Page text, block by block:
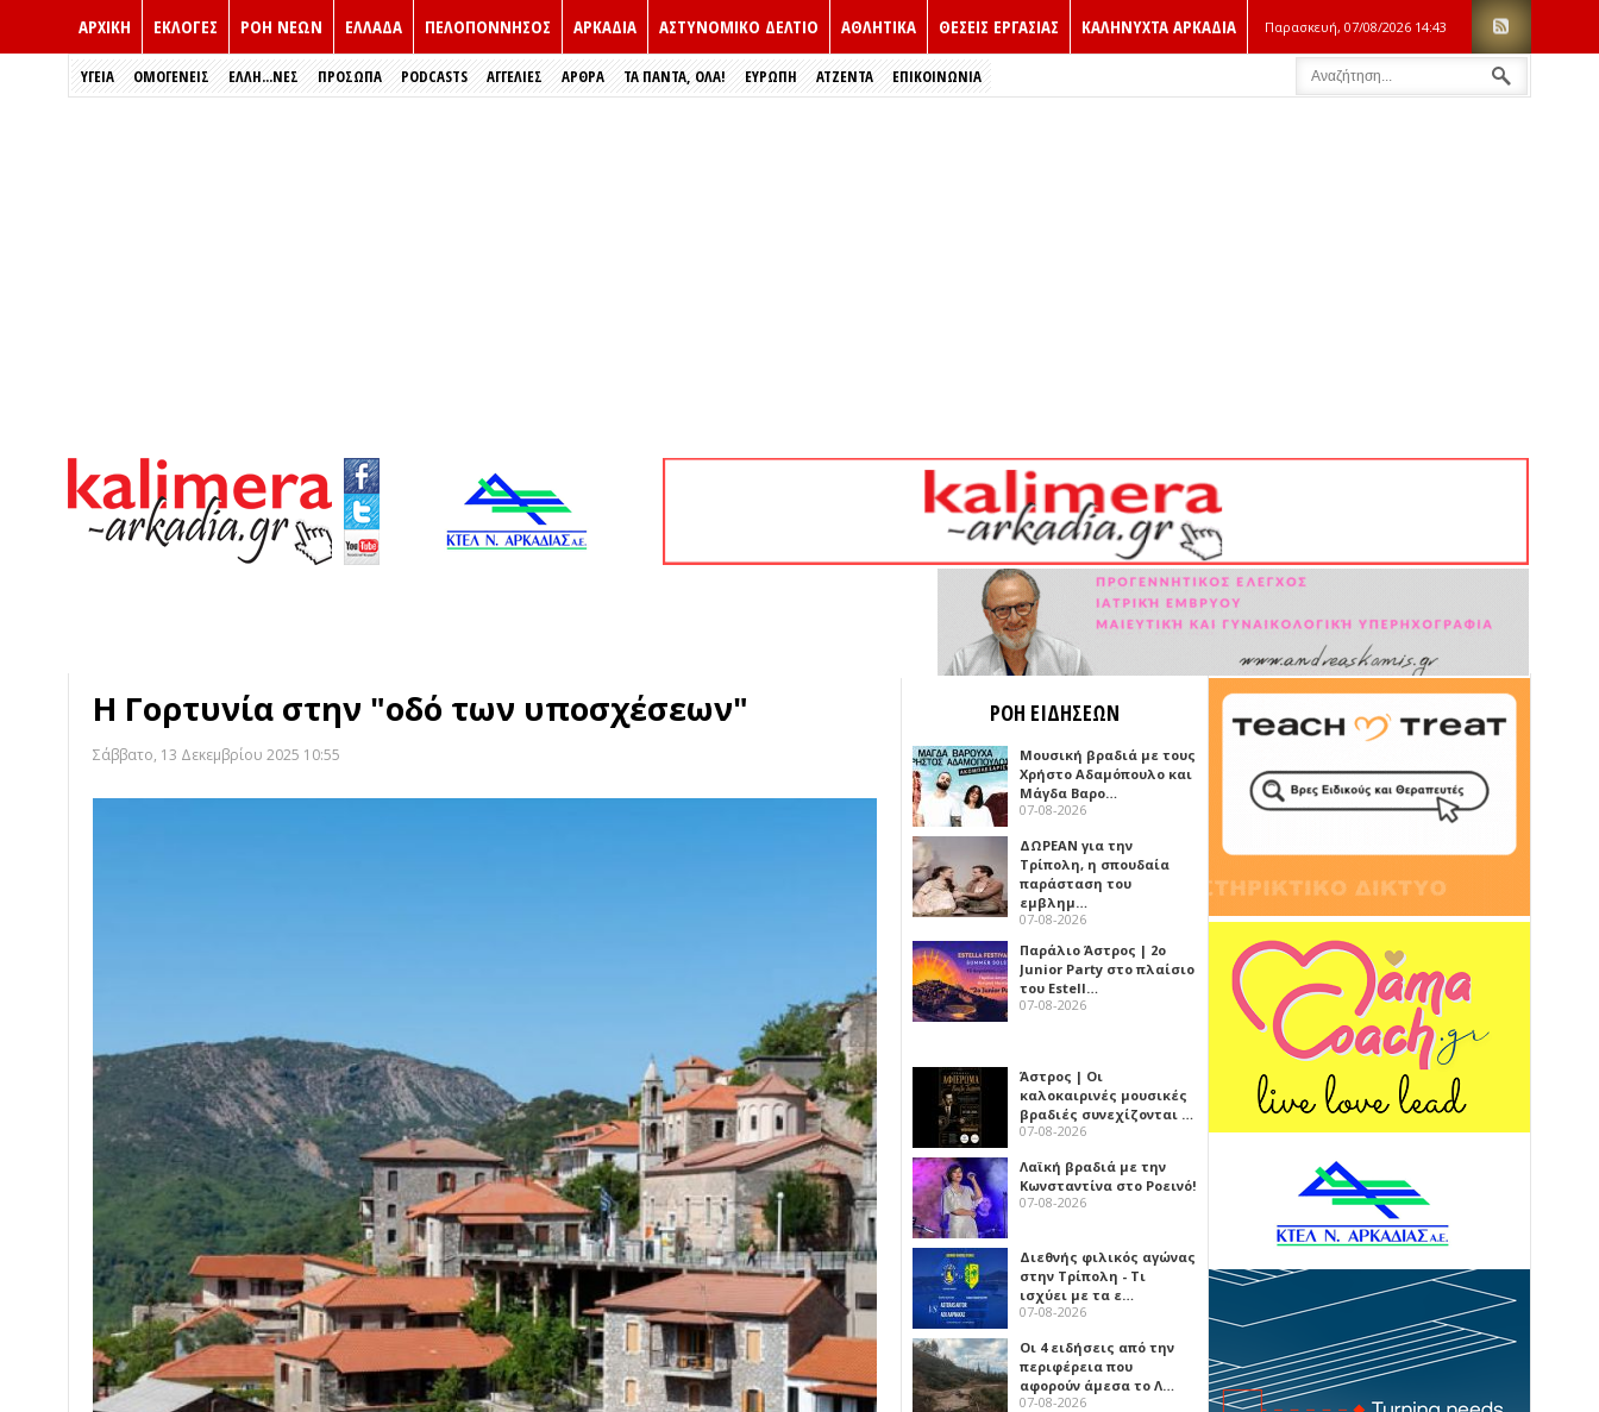
ΑΡΧΙΚΗ ΕΚΛΟΓΈΣ ΡΟΗ ΝΕΩΝ ΕΛΛΑΔΑ ΠΕΛΟΠΟΝΝΗΣΟΣ ΑΡΚΑΔΙΑ ΑΣΤΥΝΟΜΙΚΟ ΔΕΛΤΙΟ ΑΘΛΗΤΙΚΑ ΘΕΣΕΙΣ ΕΡΓΑΣΙΑΣ ΚΑΛΗΝΥΧΤΑ ΑΡΚΑΔΙΑ Παρασκευή, 07/08/2026 14:43
ΥΓΕΙΑ ΟΜΟΓΕΝΕΙΣ ΈΛΛΗ...ΝΕΣ ΠΡΌΣΩΠΑ PODCASTS ΑΓΓΕΛΙΕΣ ΑΡΘΡΑ ΤΑ ΠΑΝΤΑ, ΟΛΑ! ΕΥΡΏΠΗ ΑΤΖΕΝΤΑ ΕΠΙΚΟΙΝΩΝΙΑ
Η Γορτυνία στην "οδό των υποσχέσεων"
Σάββατο, 13 Δεκεμβρίου 2025 10:55
ΡΟΗ ΕΙΔΗΣΕΩΝ
Μουσική βραδιά με τους
Χρήστο Αδαμόπουλο και
Μάγδα Βαρο…
07-08-2026
ΔΩΡΕΑΝ για την
Τρίπολη, η σπουδαία
παράσταση του
εμβλημ…
07-08-2026
Παράλιο Άστρος | 2ο
Junior Party στο πλαίσιο
του Estell…
07-08-2026
Άστρος | Οι
καλοκαιρινές μουσικές
βραδιές συνεχίζονται …
07-08-2026
Λαϊκή βραδιά με την
Κωνσταντίνα στο Ροεινό!
07-08-2026
Διεθνής φιλικός αγώνας
στην Τρίπολη - Τι
ισχύει με τα ε…
07-08-2026
Οι 4 ειδήσεις από την
περιφέρεια που
αφορούν άμεσα το Λ…
07-08-2026